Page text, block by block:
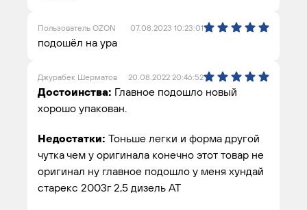
Пользователь OZON 07.08.2023 10:23:01
подошёл на ура
Джурабек Шерматов 20.08.2022 20:46:52
Достоинства: Главное подошло новый
хорошо упакован.
Недостатки: Тоньше легки и форма другой
чутка чем у оригинала конечно этот товар не
оригинал ну главное подошло у меня хундай
старекс 2003г 2,5 дизель АТ